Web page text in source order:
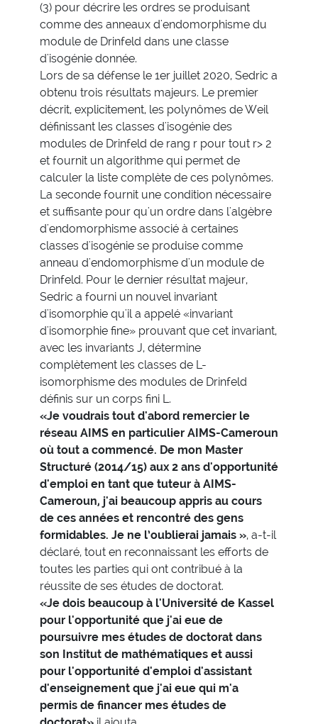
(3) pour décrire les ordres se produisant
comme des anneaux d'endomorphisme du
module de Drinfeld dans une classe
d'isogénie donnée.
Lors de sa défense le 1er juillet 2020, Sedric a
obtenu trois résultats majeurs. Le premier
décrit, explicitement, les polynômes de Weil
définissant les classes d'isogénie des
modules de Drinfeld de rang r pour tout r> 2
et fournit un algorithme qui permet de
calculer la liste complète de ces polynômes.
La seconde fournit une condition nécessaire
et suffisante pour qu'un ordre dans l'algèbre
d'endomorphisme associé à certaines
classes d'isogénie se produise comme
anneau d'endomorphisme d'un module de
Drinfeld. Pour le dernier résultat majeur,
Sedric a fourni un nouvel invariant
d'isomorphie qu'il a appelé «invariant
d'isomorphie fine» prouvant que cet invariant,
avec les invariants J, détermine
complètement les classes de L-
isomorphisme des modules de Drinfeld
définis sur un corps fini L.
«Je voudrais tout d'abord remercier le
réseau AIMS en particulier AIMS-Cameroun
où tout a commencé. De mon Master
Structuré (2014/15) aux 2 ans d'opportunité
d'emploi en tant que tuteur à AIMS-
Cameroun, j'ai beaucoup appris au cours
de ces années et rencontré des gens
formidables. Je ne l’oublierai jamais », a-t-il
déclaré, tout en reconnaissant les efforts de
toutes les parties qui ont contribué à la
réussite de ses études de doctorat.
«Je dois beaucoup à l'Université de Kassel
pour l'opportunité que j'ai eue de
poursuivre mes études de doctorat dans
son Institut de mathématiques et aussi
pour l'opportunité d'emploi d'assistant
d'enseignement que j'ai eue qui m'a
permis de financer mes études de